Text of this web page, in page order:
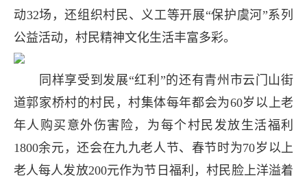
动32场，还组织村民、义工等开展“保护虞河”系列
公益活动，村民精神文化生活丰富多彩。
同样享受到发展“红利”的还有青州市云门山街
道郭家桥村的村民，村集体每年都会为60岁以上老
年人购买意外伤害险，为每个村民发放生活福利
1800余元，还会在九九老人节、春节时为70岁以上
老人每人发放200元作为节日福利，村民脸上洋溢着